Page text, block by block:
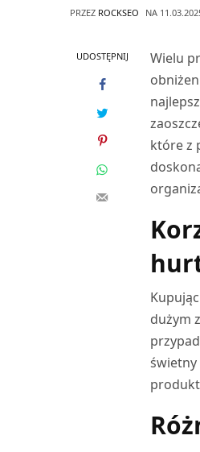
PRZEZ ROCKSEO NA
UDOSTĘPNIJ
Wielu
które z
dużym